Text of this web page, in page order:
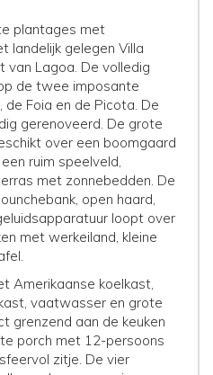
plantages met
landelijk gelegen Villa
van Lagoa. De volledig
de twee imposante
de Foia en de Picota. De
gerenoveerd. De grote
over een boomgaard
ruim speelveld,
met zonnebedden. De
open haard,
loopt over
met werkeiland, kleine
Amerikaanse koelkast,
vaatwasser en grote
grenzend aan de keuken
porch met 12-persoons
zitje. De vier